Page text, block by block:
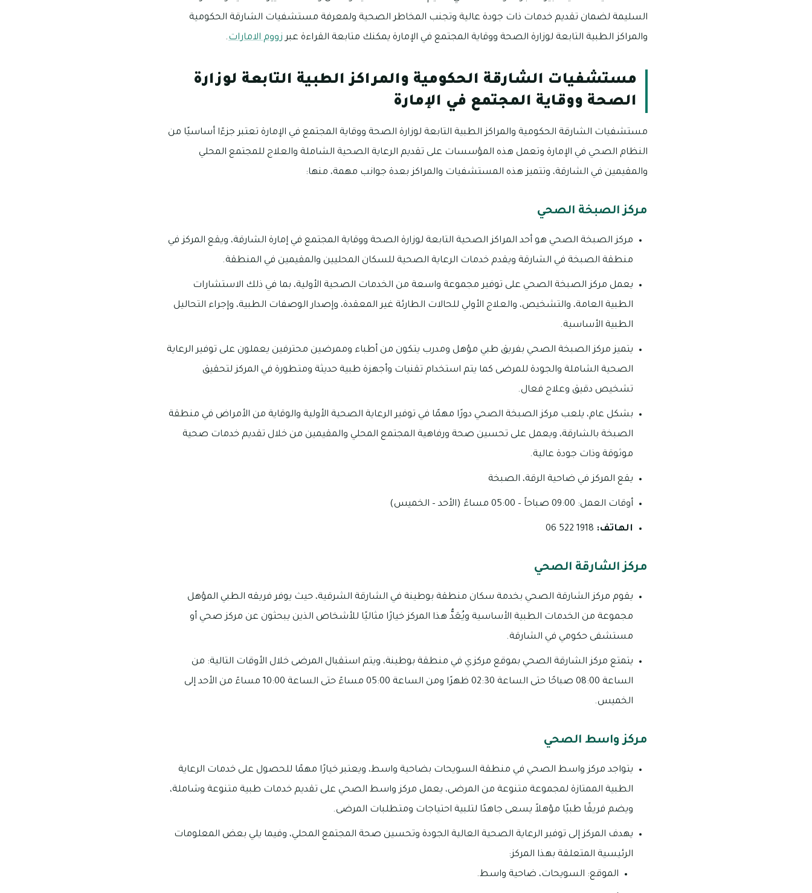
السليمة لضمان تقديم خدمات ذات جودة عالية وتجنب المخاطر الصحية ولمعرفة مستشفيات الشارقة الحكومية
والمراكز الطبية التابعة لوزارة الصحة ووقاية المجتمع في الإمارة يمكنك متابعة القراءة عبر زووم الامارات.
مستشفيات الشارقة الحكومية والمراكز الطبية التابعة لوزارة
الصحة ووقاية المجتمع في الإمارة
مستشفيات الشارقة الحكومية والمراكز الطبية التابعة لوزارة الصحة ووقاية المجتمع في الإمارة تعتبر جزءًا أساسيًا من
النظام الصحي في الإمارة وتعمل هذه المؤسسات على تقديم الرعاية الصحية الشاملة والعلاج للمجتمع المحلي
والمقيمين في الشارقة، وتتميز هذه المستشفيات والمراكز بعدة جوانب مهمة، منها:
مركز الصبخة الصحي
مركز الصبخة الصحي هو أحد المراكز الصحية التابعة لوزارة الصحة ووقاية المجتمع في إمارة الشارقة، ويقع المركز في
منطقة الصبخة في الشارقة ويقدم خدمات الرعاية الصحية للسكان المحليين والمقيمين في المنطقة.
يعمل مركز الصبخة الصحي على توفير مجموعة واسعة من الخدمات الصحية الأولية، بما في ذلك الاستشارات
الطبية العامة، والتشخيص، والعلاج الأولي للحالات الطارئة غير المعقدة، وإصدار الوصفات الطبية، وإجراء التحاليل
الطبية الأساسية.
يتميز مركز الصبخة الصحي بفريق طبي مؤهل ومدرب يتكون من أطباء وممرضين محترفين يعملون على توفير الرعاية
الصحية الشاملة والجودة للمرضى كما يتم استخدام تقنيات وأجهزة طبية حديثة ومتطورة في المركز لتحقيق
تشخيص دقيق وعلاج فعال.
بشكل عام، يلعب مركز الصبخة الصحي دورًا مهمًا في توفير الرعاية الصحية الأولية والوقاية من الأمراض في منطقة
الصبخة بالشارقة، ويعمل على تحسين صحة ورفاهية المجتمع المحلي والمقيمين من خلال تقديم خدمات صحية
موثوقة وذات جودة عالية.
يقع المركز في ضاحية الرقة، الصبخة
أوقات العمل: 09:00 صباحاً – 05:00 مساءً (الأحد – الخميس)
الهاتف:
مركز الشارقة الصحي
يقوم مركز الشارقة الصحي بخدمة سكان منطقة بوطينة في الشارقة الشرقية، حيث يوفر فريقه الطبي المؤهل
مجموعة من الخدمات الطبية الأساسية ويُعَدُّ هذا المركز خيارًا مثاليًا للأشخاص الذين يبحثون عن مركز صحي أو
مستشفى حكومي في الشارقة.
يتمتع مركز الشارقة الصحي بموقع مركزي في منطقة بوطينة، ويتم استقبال المرضى خلال الأوقات التالية: من
الساعة 08:00 صباحًا حتى الساعة 02:30 ظهرًا ومن الساعة 05:00 مساءً حتى الساعة 10:00 مساءً من الأحد إلى
الخميس.
مركز واسط الصحي
يتواجد مركز واسط الصحي في منطقة السويحات بضاحية واسط، ويعتبر خيارًا مهمًا للحصول على خدمات الرعاية
الطبية الممتازة لمجموعة متنوعة من المرضى، يعمل مركز واسط الصحي على تقديم خدمات طبية متنوعة وشاملة،
ويضم فريقًا طبيًا مؤهلاً يسعى جاهدًا لتلبية احتياجات ومتطلبات المرضى.
يهدف المركز إلى توفير الرعاية الصحية العالية الجودة وتحسين صحة المجتمع المحلي، وفيما يلي بعض المعلومات
الرئيسية المتعلقة بهذا المركز:
الموقع: السويحات، ضاحية واسط.